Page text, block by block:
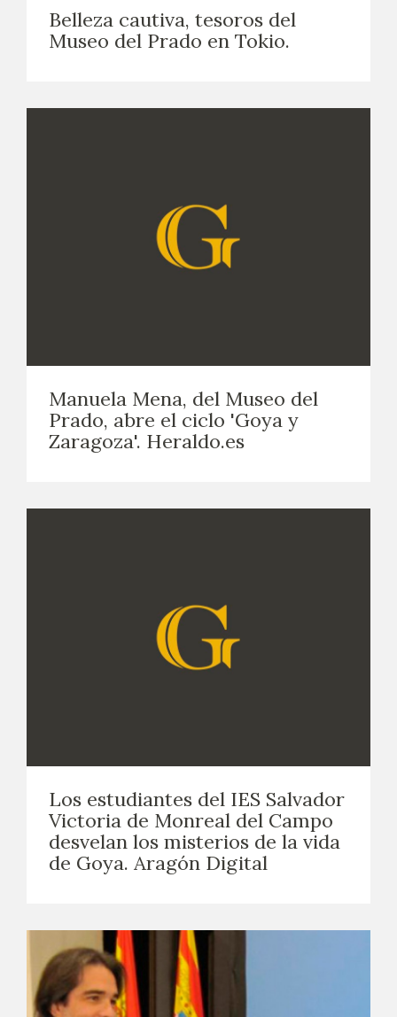
Belleza cautiva, tesoros del
Museo del Prado en Tokio.
Manuela Mena, del Museo del
Prado, abre el ciclo 'Goya y
Zaragoza'. Heraldo.es
Los estudiantes del IES Salvador
Victoria de Monreal del Campo
desvelan los misterios de la vida
de Goya. Aragón Digital